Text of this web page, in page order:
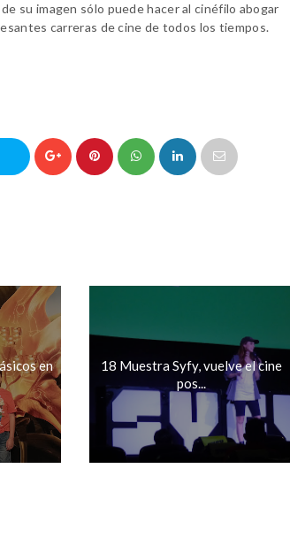
su imagen sólo puede hacer al cinéfilo abogar
carreras de cine de todos los tiempos.
en
18 Muestra Syfy, vuelve el cine
pos...